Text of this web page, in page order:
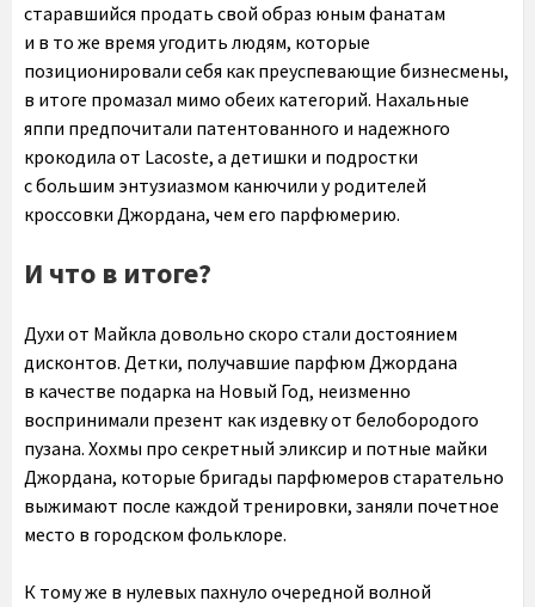
старавшийся продать свой образ юным фанатам
и в то же время угодить людям, которые
позиционировали себя как преуспевающие бизнесмены,
в итоге промазал мимо обеих категорий. Нахальные
яппи предпочитали патентованного и надежного
крокодила от Lacoste, а детишки и подростки
с большим энтузиазмом канючили у родителей
кроссовки Джордана, чем его парфюмерию.
И что в итоге?
Духи от Майкла довольно скоро стали достоянием
дисконтов. Детки, получавшие парфюм Джордана
в качестве подарка на Новый Год, неизменно
воспринимали презент как издевку от белобородого
пузана. Хохмы про секретный эликсир и потные майки
Джордана, которые бригады парфюмеров старательно
выжимают после каждой тренировки, заняли почетное
место в городском фольклоре.
К тому же в нулевых пахнуло очередной волной